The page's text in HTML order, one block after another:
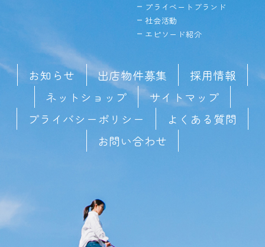
プライベートブランド
社会活動
エピソード紹介
お知らせ 出店物件募集
採用情報
ネットショップ
サイトマップ
プライバシーポリシー
よくある質問
お問い合わせ